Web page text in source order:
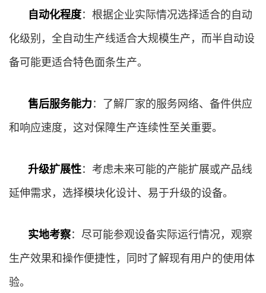
自动化程度：根据企业实际情况选择适合的自动
化级别，全自动生产线适合大规模生产，而半自动设
备可能更适合特色面条生产。
售后服务能力：了解厂家的服务网络、备件供应
和响应速度，这对保障生产连续性至关重要。
升级扩展性：考虑未来可能的产能扩展或产品线
延伸需求，选择模块化设计、易于升级的设备。
实地考察：尽可能参观设备实际运行情况，观察
生产效果和操作便捷性，同时了解现有用户的使用体
验。